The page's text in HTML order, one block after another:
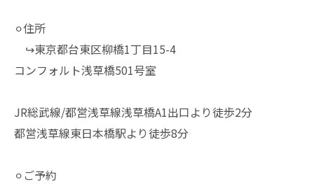
⚪︎住所
↪︎東京都台東区柳橋1丁目15-4
コンフォルト浅草橋501号室
JR総武線/都営浅草線浅草橋A1出口より徒歩2分
都営浅草線東日本橋駅より徒歩8分
⚪︎ご予約